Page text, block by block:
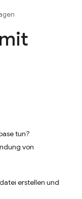
tun?
von
erstellen und